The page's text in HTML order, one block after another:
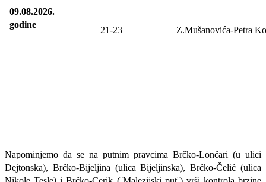
09.08.2026.
godine
21-23 Z.Mušanovića-Petra
Napominjemo da se na putnim pravcima Brčko-Lončari (u ulici
Dejtonska), Brčko-Bijeljina (ulica Bijeljinska), Brčko-Čelić (ulica